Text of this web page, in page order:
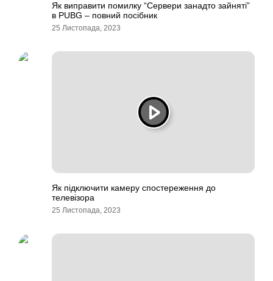
Як виправити помилку “Сервери занадто зайняті”
в PUBG – повний посібник
25 Листопада, 2023
Як підключити камеру спостереження до
телевізора
25 Листопада, 2023